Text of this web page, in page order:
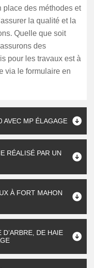
place des méthodes et
la qualité et la
Quelle que soit
des
pour les travaux est à
via le formulaire en
AVEC MP ÉLAGAGE
RÉALISÉ PAR UN
À FORT MAHON
DE HAIE